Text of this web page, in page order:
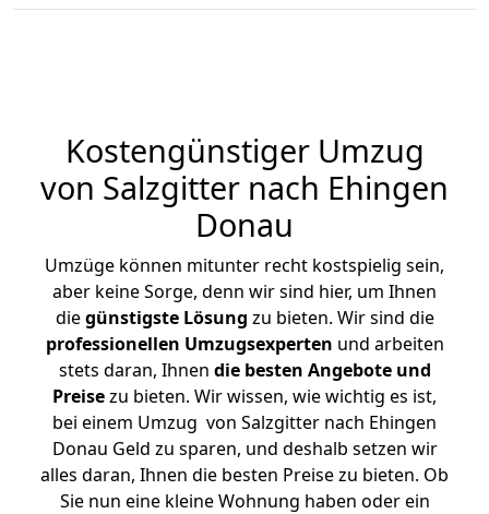
Kostengünstiger Umzug
von Salzgitter nach Ehingen
Donau
Umzüge können mitunter recht kostspielig sein,
aber keine Sorge, denn wir sind hier, um Ihnen
diegünstigste Lösung zu bieten. Wir sind die
professionellen Umzugsexperten und arbeiten
stets daran, Ihnen die besten Angebote und
Preisezu bieten. Wir wissen, wie wichtig es ist,
bei einem Umzug von Salzgitter nach Ehingen
Donau Geld zu sparen, und deshalb setzen wir
alles daran, Ihnen die besten Preise zu bieten. Ob
Sie nun eine kleine Wohnung haben oder ein